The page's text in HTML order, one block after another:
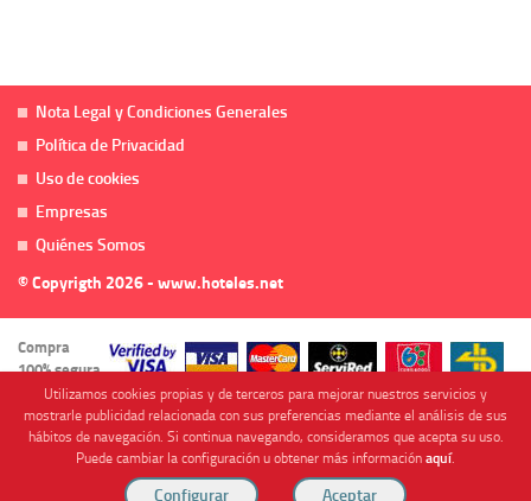
Nota Legal y Condiciones Generales
Política de Privacidad
Uso de cookies
Empresas
Quiénes Somos
© Copyrigth 2026 - www.hoteles.net
Compra
100% segura
Cofinanciado por
Utilizamos cookies propias y de terceros para mejorar nuestros servicios y
mostrarle publicidad relacionada con sus preferencias mediante el análisis de sus
hábitos de navegación. Si continua navegando, consideramos que acepta su uso.
Puede cambiar la configuración u obtener más informaciónaquí.